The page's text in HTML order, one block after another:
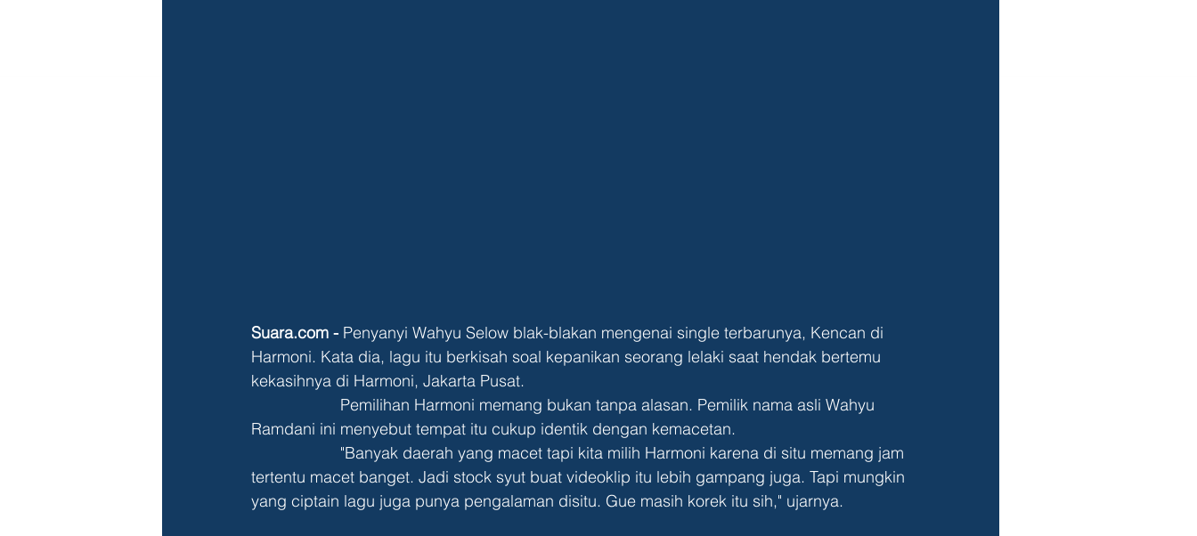
Suara.com - Penyanyi Wahyu Selow blak-blakan mengenai single terbarunya, Kencan di
Harmoni. Kata dia, lagu itu berkisah soal kepanikan seorang lelaki saat hendak bertemu
kekasihnya di Harmoni, Jakarta Pusat.
Ramdani ini menyebut tempat itu cukup identik dengan kemacetan.
tertentu macet banget. Jadi stock syut buat videoklip itu lebih gampang juga. Tapi mungkin
yang ciptain lagu juga punya pengalaman disitu. Gue masih korek itu sih," ujarnya.